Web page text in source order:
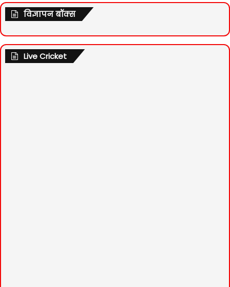
विज्ञापन बॉक्स
Live Cricket